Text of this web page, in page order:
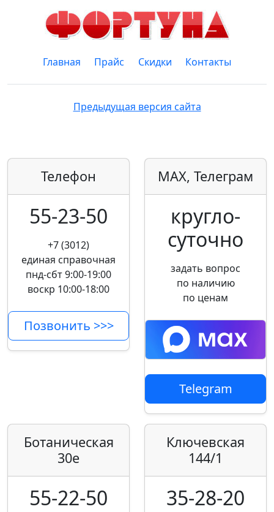
Главная Прайс Скидки Контакты
Предыдущая версия сайта
Телефон
55-23-50
+7 (3012)
единая справочная
пнд-сбт 9:00-19:00
воскр 10:00-18:00
Позвонить >>>
MAX, Телеграм
кругло­
суточно
задать вопрос
по наличию
по ценам
Telegram
Ботаническая
30е
55-22-50
Ключевская
144/1
35-28-20